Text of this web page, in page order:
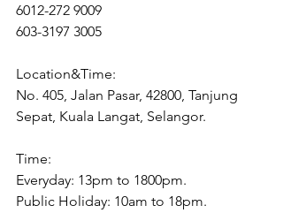
6012-272 9009
603-3197 3005
Location&Time:
No. 405, Jalan Pasar, 42800, Tanjung
Sepat, Kuala Langat, Selangor.
Time:
Everyday: 13pm to 1800pm.
Public Holiday: 10am to 18pm.